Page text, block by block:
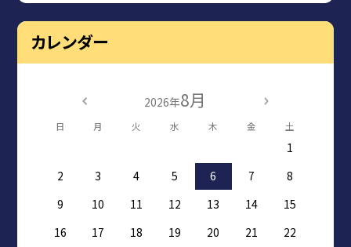
カレンダー
2026年8月
日 月 火 水 木 金 土
1
2
3 4 5 6 7
8
9
10 11 12 13 14
15
16
17 18 19 20 21
22